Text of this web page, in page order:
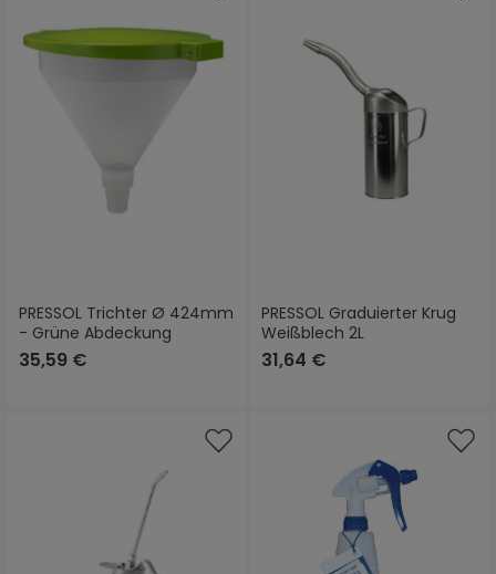
PRESSOL Trichter Ø 424mm
- Grüne Abdeckung
35,59 €
PRESSOL Graduierter Krug
Weißblech 2L
31,64 €